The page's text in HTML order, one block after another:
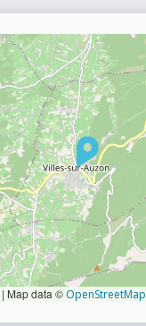
| Map data © OpenStreetMap